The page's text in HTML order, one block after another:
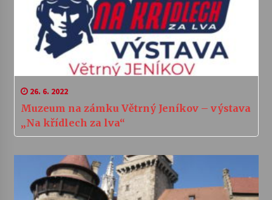
26. 6. 2022
Muzeum na zámku Větrný Jeníkov – výstava
„Na křídlech za lva“